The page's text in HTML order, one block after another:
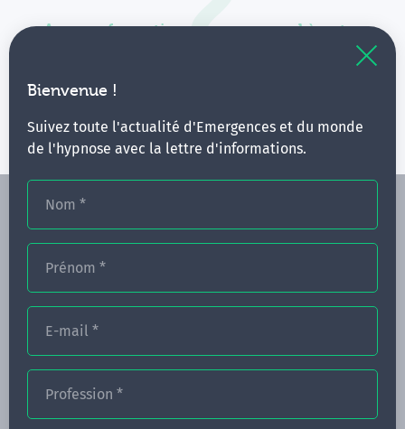
Bienvenue !
Suivez toute l'actualité d'Emergences et du monde
de l'hypnose avec la lettre d'informations.
Nom *
Prénom *
E-mail *
Profession *
Aucune formation ne correspond à votre
Vous pouvez renouveler votre requête en élargissant
FORMATIONS
NOS FORMATEURS
ACTUALITÉS